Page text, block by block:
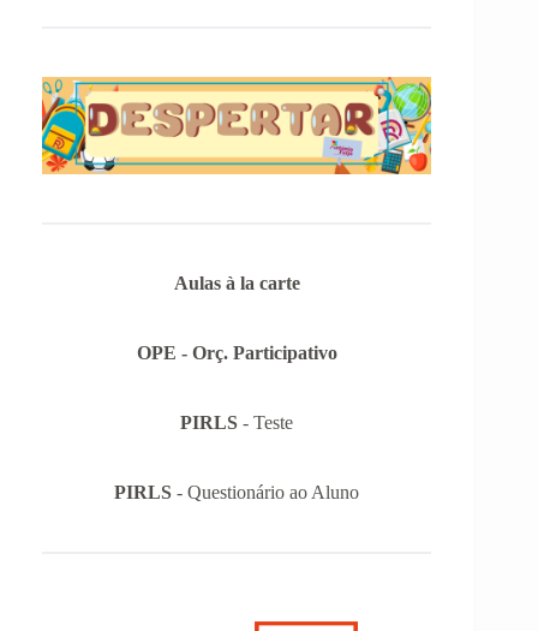
Aulas à la carte
OPE - Orç. Participativo
PIRLS - Teste
PIRLS - Questionário ao Aluno